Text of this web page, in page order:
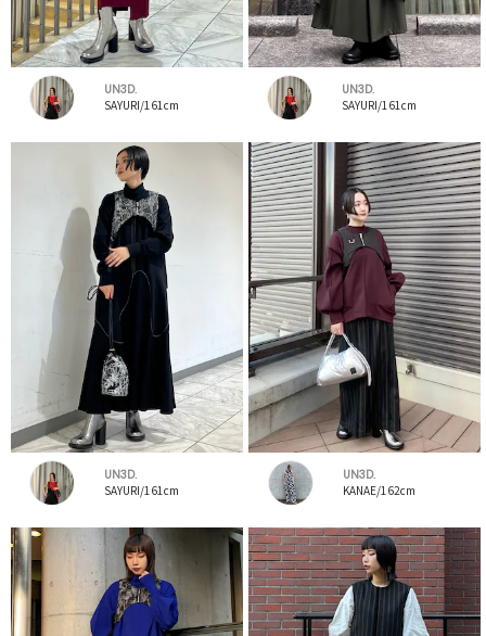
UN3D.
SAYURI/161cm
UN3D.
SAYURI/161cm
UN3D.
SAYURI/161cm
UN3D.
KANAE/162cm